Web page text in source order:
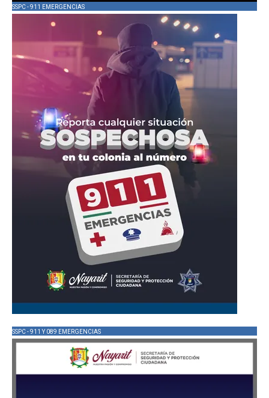
SSPC - 911 EMERGENCIAS
SSPC - 911 Y 089 EMERGENCIAS